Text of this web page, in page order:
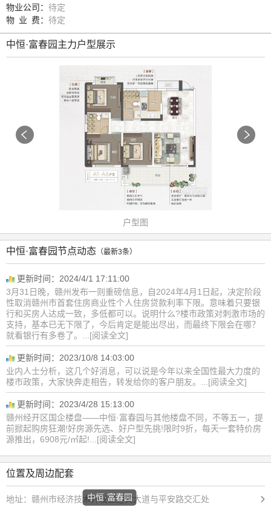
物业公司： 待定
物 业 费： 待定
中恒·富春园主力户型展示
户型图
中恒·富春园节点动态 （最新3条）
更新时间：2024/4/1 17:11:00
3月31日晚，赣州发布一则重磅信息，自2024年4月1日起，决定阶段
性取消赣州市首套住房商业性个人住房贷款利率下限。意味着只要银
行和买房人达成一致，多低都可以。说明什么?楼市政策对刺激市场的
支持，基本已无下限了，今后肯定是能出尽出，而最终下限会在哪？
就看银行有多卷了。...[阅读全文]
更新时间：2023/10/8 14:03:00
业内人士分析，这几个好消息，可以说是今年以来全国性最大力度的
楼市政策，大家快奔走相告，转发给你的客户朋友。...[阅读全文]
更新时间：2023/4/28 15:13:00
赣州经开区国企楼盘——中恒·富春园与其他楼盘不同，不等五一，提
前掀起购房狂潮!好房源先选、好户型先挑!限时9折，每天一套特价房
源推出，6908元/㎡起!...[阅读全文]
位置及周边配套
地址： 赣州市经济技术开发区迎宾大道与平安路交汇处
中恒·富春园